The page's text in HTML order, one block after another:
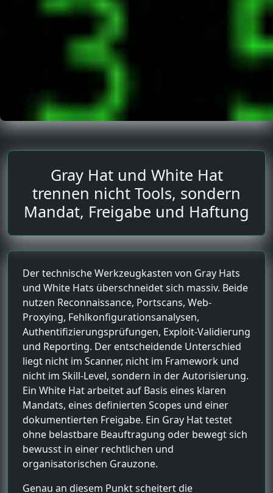
Gray Hat und White Hat
trennen nicht Tools, sondern
Mandat, Freigabe und Haftung
Der technische Werkzeugkasten von Gray Hats
und White Hats überschneidet sich massiv. Beide
nutzen Reconnaissance, Portscans, Web-
Proxying, Fehlkonfigurationsanalysen,
Authentifizierungsprüfungen, Exploit-Validierung
und Reporting. Der entscheidende Unterschied
liegt nicht im Scanner, nicht im Framework und
nicht im Skill-Level, sondern in der Autorisierung.
Ein White Hat arbeitet auf Basis eines klaren
Mandats, eines definierten Scopes und einer
dokumentierten Freigabe. Ein Gray Hat testet
ohne belastbare Beauftragung oder bewegt sich
bewusst in einer rechtlichen und
organisatorischen Grauzone.
Genau an diesem Punkt scheitert die